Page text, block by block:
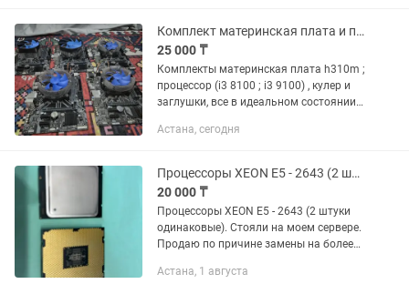
Комплект материнская плата и процессор кулер i3 9100 h310m i3 8100
25 000 ₸
Комплекты материнская плата h310m ;
процессор (i3 8100 ; i3 9100) , кулер и
заглушки, все в идеальном состоянии.
компьютер. В общем 5...
Астана, сегодня
Процессоры XEON E5 - 2643 (2 штуки одинаковые)
20 000 ₸
Процессоры XEON E5 - 2643 (2 штуки
одинаковые). Стояли на моем сервере.
Продаю по причине замены на более
пару. По отдельности не продам.
Астана, 1 августа